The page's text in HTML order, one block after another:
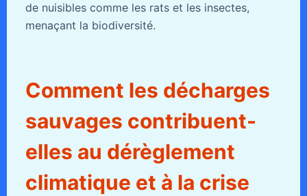
de nuisibles comme les rats et les insectes,
menaçant la biodiversité.
Comment les décharges
sauvages contribuent-
elles au dérèglement
climatique et à la crise